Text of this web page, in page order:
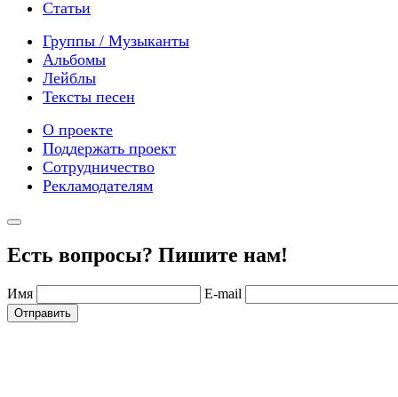
Статьи
Группы / Музыканты
Альбомы
Лейблы
Тексты песен
О проекте
Поддержать проект
Сотрудничество
Рекламодателям
Есть вопросы? Пишите нам!
Имя E-mail